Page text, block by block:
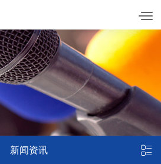
新闻资讯 